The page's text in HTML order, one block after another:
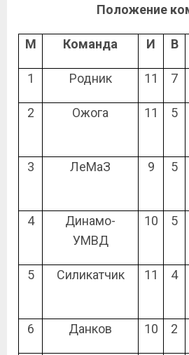
Положение
М Команда И В
1 Родник 11 7
2 Ожога 11 5
3 ЛеМаЗ 9 5
4
Динамо-
УМВД
10 5
5 Силикатчик 11 4
6 Данков 10 2